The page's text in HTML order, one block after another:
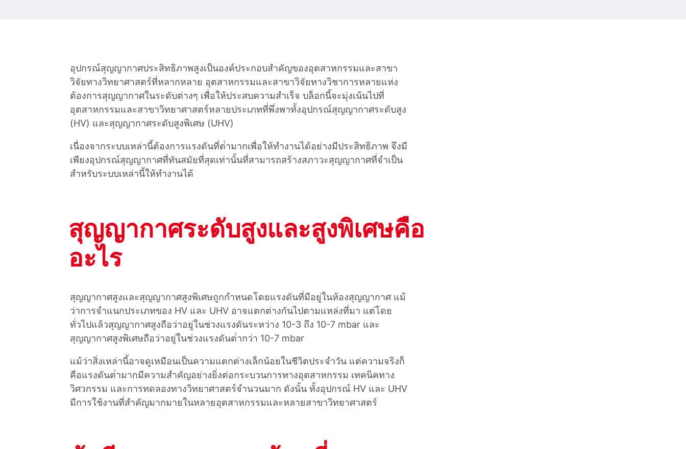
อุปกรณ์สุญญากาศประสิทธิภาพสูงเป็นองค์ประกอบสําคัญของอุตสาหกรรมและสาขา
วิจัยทางวิทยาศาสตร์ที่หลากหลาย อุตสาหกรรมและสาขาวิจัยทางวิชาการหลายแห่ง
ต้องการสุญญากาศในระดับต่างๆ เพื่อให้ประสบความสําเร็จ บล็อกนี้จะมุ่งเน้นไปที่
อุตสาหกรรมและสาขาวิทยาศาสตร์หลายประเภทที่พึ่งพาทั้งอุปกรณ์สุญญากาศระดับสูง
(HV) และสุญญากาศระดับสูงพิเศษ (UHV)
เนื่องจากระบบเหล่านี้ต้องการแรงดันที่ต่ํามากเพื่อให้ทํางานได้อย่างมีประสิทธิภาพ จึงมี
เพียงอุปกรณ์สุญญากาศที่ทันสมัยที่สุดเท่านั้นที่สามารถสร้างสภาวะสุญญากาศที่จําเป็น
สําหรับระบบเหล่านี้ให้ทํางานได้
สุญญากาศระดับสูงและสูงพิเศษคือ
อะไร
สุญญากาศสูงและสุญญากาศสูงพิเศษถูกกําหนดโดยแรงดันที่มีอยู่ในห้องสุญญากาศ แม้
ว่าการจําแนกประเภทของ HV และ UHV อาจแตกต่างกันไปตามแหล่งที่มา แต่โดย
ทั่วไปแล้วสุญญากาศสูงถือว่าอยู่ในช่วงแรงดันระหว่าง 10-3 ถึง 10-7 mbar และ
สุญญากาศสูงพิเศษถือว่าอยู่ในช่วงแรงดันต่ํากว่า 10-7 mbar
แม้ว่าสิ่งเหล่านี้อาจดูเหมือนเป็นความแตกต่างเล็กน้อยในชีวิตประจําวัน แต่ความจริงก็
คือแรงดันต่ํามากมีความสําคัญอย่างยิ่งต่อกระบวนการทางอุตสาหกรรม เทคนิคทาง
วิศวกรรม และการทดลองทางวิทยาศาสตร์จํานวนมาก ดังนั้น ทั้งอุปกรณ์ HV และ UHV
มีการใช้งานที่สําคัญมากมายในหลายอุตสาหกรรมและหลายสาขาวิทยาศาสตร์